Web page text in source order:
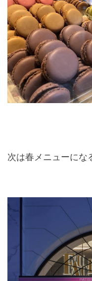
次は春メニューにな